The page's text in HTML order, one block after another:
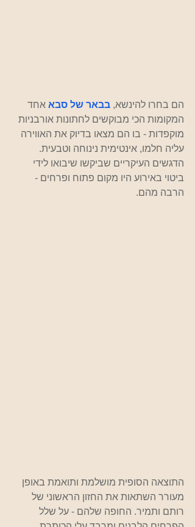
הם בחרו להינשא, בבאר של סבא אחד
המקומות הכי מבוקשים לחתונות אורבניות
מוקפדות - בו הם מצאו בדיוק את האווירה
עליה חלמו, אינטימית נינוחה וטבעית.
הדגשים העיקריים שביקשו שיבואו לידי
ביטוי באירוע היו מקום פתוח ופרחים -
הרבה מהם.
התוצאה הסופית מושלמת ותואמת באופן
מעורר השתאות את החזון הראשוני של
רותם ותמיר. החופה שלהם - על שלל